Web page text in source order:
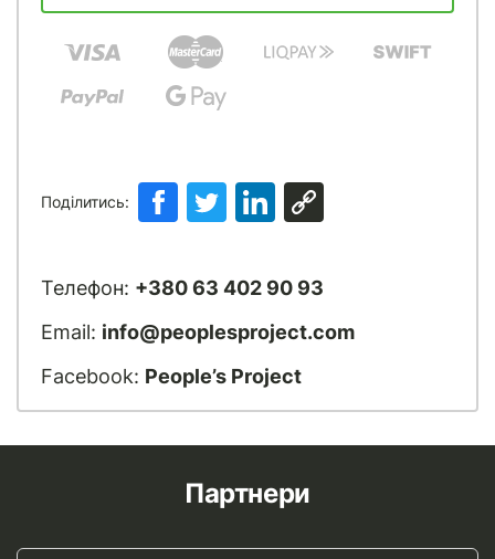
Поділитись:
Телефон: +380 63 402 90 93
Email: info@peoplesproject.com
Facebook: People’s Project
Партнери